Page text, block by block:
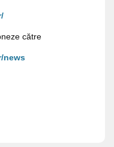
către
news